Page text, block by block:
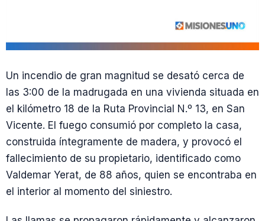
Un incendio de gran magnitud se desató cerca de
las 3:00 de la madrugada en una vivienda situada en
el kilómetro 18 de la Ruta Provincial N.º 13, en San
Vicente. El fuego consumió por completo la casa,
construida íntegramente de madera, y provocó el
fallecimiento de su propietario, identificado como
Valdemar Yerat, de 88 años, quien se encontraba en
el interior al momento del siniestro.